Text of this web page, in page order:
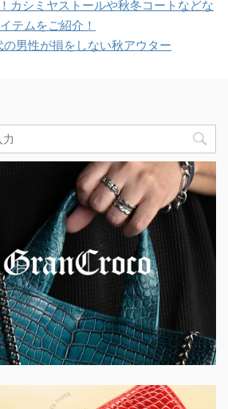
カシミヤストールや秋冬コートなどな
テムをご紹介！
男性が損をしない秋アウター